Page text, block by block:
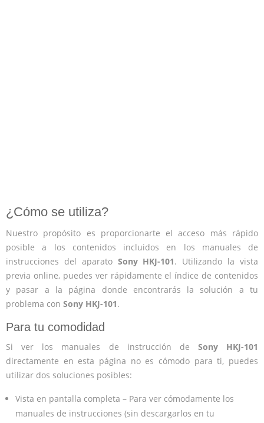
¿Cómo se utiliza?
Nuestro propósito es proporcionarte el acceso más rápido
posible a los contenidos incluidos en los manuales de
instrucciones del aparato Sony HKJ-101. Utilizando la vista
previa online, puedes ver rápidamente el índice de contenidos
y pasar a la página donde encontrarás la solución a tu
problema con Sony HKJ-101.
Para tu comodidad
Si ver los manuales de instrucción de Sony HKJ-101
directamente en esta página no es cómodo para ti, puedes
utilizar dos soluciones posibles:
Vista en pantalla completa – Para ver cómodamente los
manuales de instrucciones (sin descargarlos en tu